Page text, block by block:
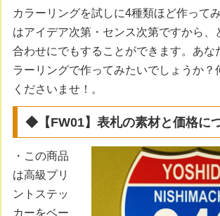
カラーリングを試しに4種類ほど作って
はアイデア次第・センス次第ですから、
合わせにでもすることができます。あな
ラーリングで作ってみたいでしょうか？
くださいませ！。
◆【FW01】表札の素材と価格に
・この商品
は高級プリ
ントステッ
カーをベー